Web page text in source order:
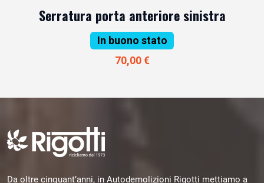
Serratura porta anteriore sinistra
In buono stato
70,00 €
Da oltre cinquant’anni, in Autodemolizioni Rigotti mettiamo a